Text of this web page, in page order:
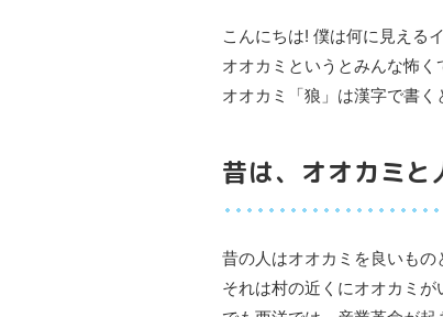
こんにちは! 僕は何に見え
オオカミというとみんな怖く
オオカミ「狼」は漢字で書く
昔は、オオカミと
昔の人はオオカミを良いもの
それは村の近くにオオカミ